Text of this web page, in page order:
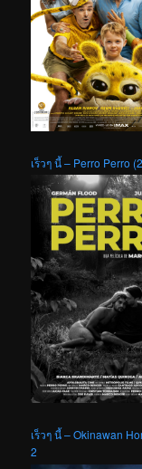
เร็วๆ นี้ – Perro Perro
เร็วๆ นี้ – Okinawan
2